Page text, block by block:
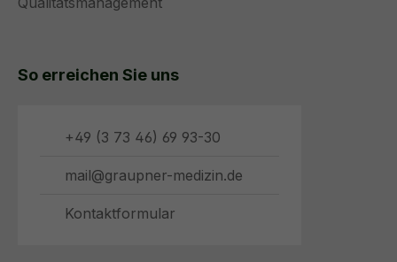
So erreichen Sie uns
+49 (3 73 46) 69 93-30
mail@graupner-medizin.de
Kontaktformular